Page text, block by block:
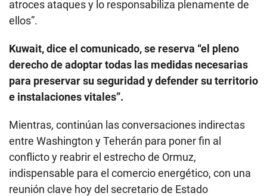
atroces ataques y lo responsabiliza plenamente de
ellos”.
Kuwait, dice el comunicado, se reserva “el pleno
derecho de adoptar todas las medidas necesarias
para preservar su seguridad y defender su territorio
e instalaciones vitales”.
Mientras, continúan las conversaciones indirectas
entre Washington y Teherán para poner fin al
conflicto y reabrir el estrecho de Ormuz,
indispensable para el comercio energético, con una
reunión clave hoy del secretario de Estado